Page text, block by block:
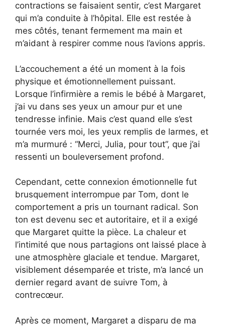
contractions se faisaient sentir, c’est Margaret
qui m’a conduite à l’hôpital. Elle est restée à
mes côtés, tenant fermement ma main et
m’aidant à respirer comme nous l’avions appris.
L’accouchement a été un moment à la fois
physique et émotionnellement puissant.
Lorsque l’infirmière a remis le bébé à Margaret,
j’ai vu dans ses yeux un amour pur et une
tendresse infinie. Mais c’est quand elle s’est
tournée vers moi, les yeux remplis de larmes, et
m’a murmuré : “Merci, Julia, pour tout”, que j’ai
ressenti un bouleversement profond.
Cependant, cette connexion émotionnelle fut
brusquement interrompue par Tom, dont le
comportement a pris un tournant radical. Son
ton est devenu sec et autoritaire, et il a exigé
que Margaret quitte la pièce. La chaleur et
l’intimité que nous partagions ont laissé place à
une atmosphère glaciale et tendue. Margaret,
visiblement désemparée et triste, m’a lancé un
dernier regard avant de suivre Tom, à
contrecœur.
Après ce moment, Margaret a disparu de ma